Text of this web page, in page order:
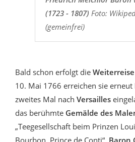
(1723 - 1807) Foto:
(gemeinfrei)
Bald schon erfolgt die
10. Mai 1766 erreichen sie erneut
zweites Mal nach Versailles
das berühmte Gemälde des
„Teegesellschaft beim Prinzen